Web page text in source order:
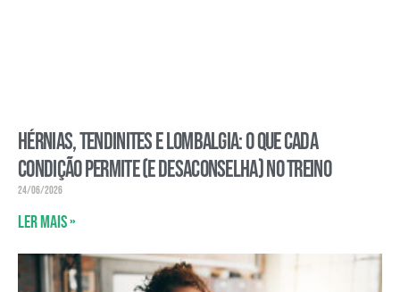
Hérnias, tendinites e lombalgia: o que cada
condição permite (e desaconselha) no treino
24/06/2026
Ler mais »